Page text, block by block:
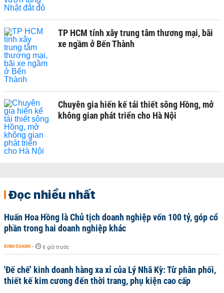
TP HCM tính xây trung tâm thương mại, bãi
xe ngầm ở Bến Thành
Chuyên gia hiến kế tái thiết sông Hồng, mở
không gian phát triển cho Hà Nội
Đọc nhiều nhất
Huấn Hoa Hồng là Chủ tịch doanh nghiệp vốn 100 tỷ, góp cổ
phần trong hai doanh nghiệp khác
KINH DOANH - 6 giờ trước
'Đế chế’ kinh doanh hàng xa xỉ của Lý Nhã Kỳ: Từ phân phối,
thiết kế kim cương đến thời trang, phụ kiện cao cấp